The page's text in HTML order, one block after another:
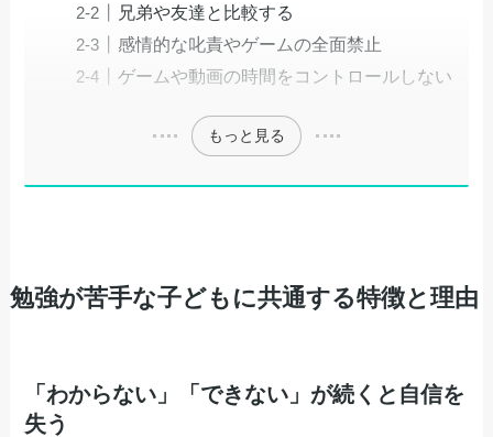
兄弟や友達と比較する
感情的な叱責やゲームの全面禁止
ゲームや動画の時間をコントロールしない
もっと見る
勉強が苦手な子どもに共通する特徴と理由
「わからない」「できない」が続くと自信を
失う